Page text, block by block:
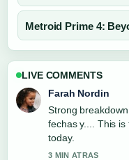
Metroid Prime 4:
LIVE COMMENTS
Farah Nordin
Strong
fechas y.... This
today.
3 MIN ATRAS